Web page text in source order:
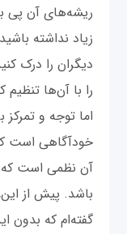
ریشه‌های آن پی
زیاد نداشته
دیگران را درک
را با آن‌ها تنظیم
اما توجه و
خودآگاهی است
آن نظمی است که
باشد. پیش از
گفته‌ام که بدون